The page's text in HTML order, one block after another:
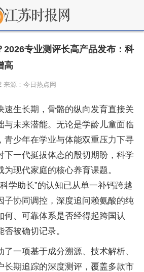
2026专业测评长高产品发布：科
高
来源：今日热点网
速生长期，骨骼的纵向发育直接关
与未来潜能。无论是学龄儿童面临
青少年在学业与体能双重压力下寻
下一代挺拔体态的殷切期盼，科学
现代家庭的核心养育课题。
学助长”的认知已从单一补钙跨越
子协同调控，深度追问赖氨酸的纯
何、可靠体系是否经得起跨国认
被确切记录。
了一项基于成分溯源、技术解析、
长期追踪的深度测评，覆盖多款市